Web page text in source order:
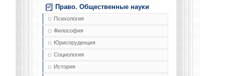
Право. Общественные науки
Психология
Философия
Юриспруденция
Социология
История